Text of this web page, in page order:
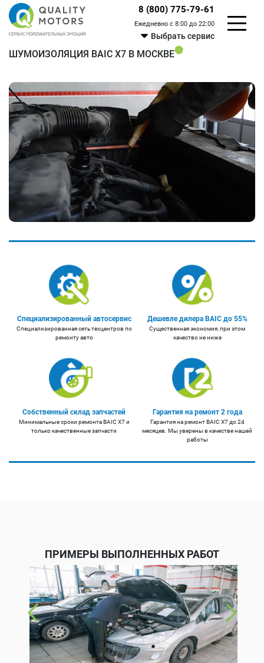
8 (800) 775-79-61
Ежедневно с 8:00 до 22:00
Выбрать сервис
ШУМОИЗОЛЯЦИЯ BAIC X7 В МОСКВЕ
Специализированный автосервис
Специализированная сеть техцентров по
ремонту авто
Дешевле дилера BAIC до 55%
Существенная экономия, при этом
качество не ниже
Собственный склад запчастей
Минимальные сроки ремонта BAIC X7 и
только качественные запчасти
Гарантия на ремонт 2 года
Гарантия на ремонт BAIC X7 до 24
месяцев. Мы уверены в качестве нашей
работы
ПРИМЕРЫ ВЫПОЛНЕННЫХ РАБОТ